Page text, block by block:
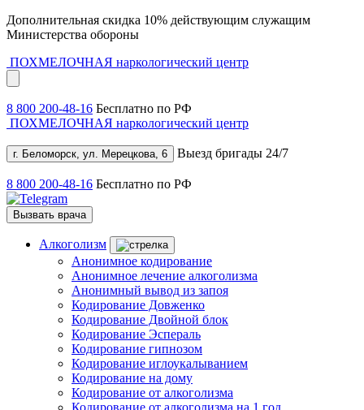
Дополнительная скидка 10% действующим служащим
Министерства обороны
ПОХМЕЛОЧНАЯ наркологический центр
8 800 200-48-16 Бесплатно по РФ
ПОХМЕЛОЧНАЯ наркологический центр
г. Беломорск, ул. Мерецкова, 6 Выезд бригады 24/7
8 800 200-48-16 Бесплатно по РФ
Вызвать врача
Алкоголизм
Анонимное кодирование
Анонимное лечение алкоголизма
Анонимный вывод из запоя
Кодирование Довженко
Кодирование Двойной блок
Кодирование Эспераль
Кодирование гипнозом
Кодирование иглоукалыванием
Кодирование на дому
Кодирование от алкоголизма
Кодирование от алкоголизма на 1 год